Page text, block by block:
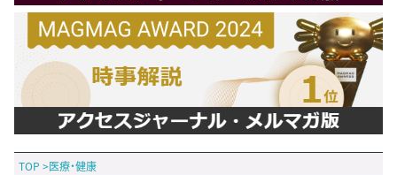
TOP >医療・健康